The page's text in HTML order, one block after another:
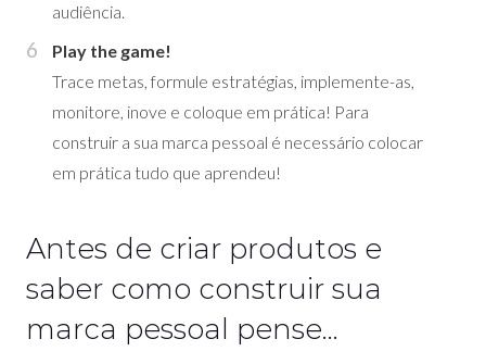
audiência.
Play the game!
Trace metas, formule estratégias, implemente-as,
monitore, inove e coloque em prática! Para
construir a sua marca pessoal é necessário colocar
em prática tudo que aprendeu!
Antes de criar produtos e
saber como construir sua
marca pessoal pense…